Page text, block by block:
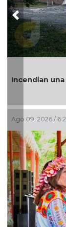
Previous